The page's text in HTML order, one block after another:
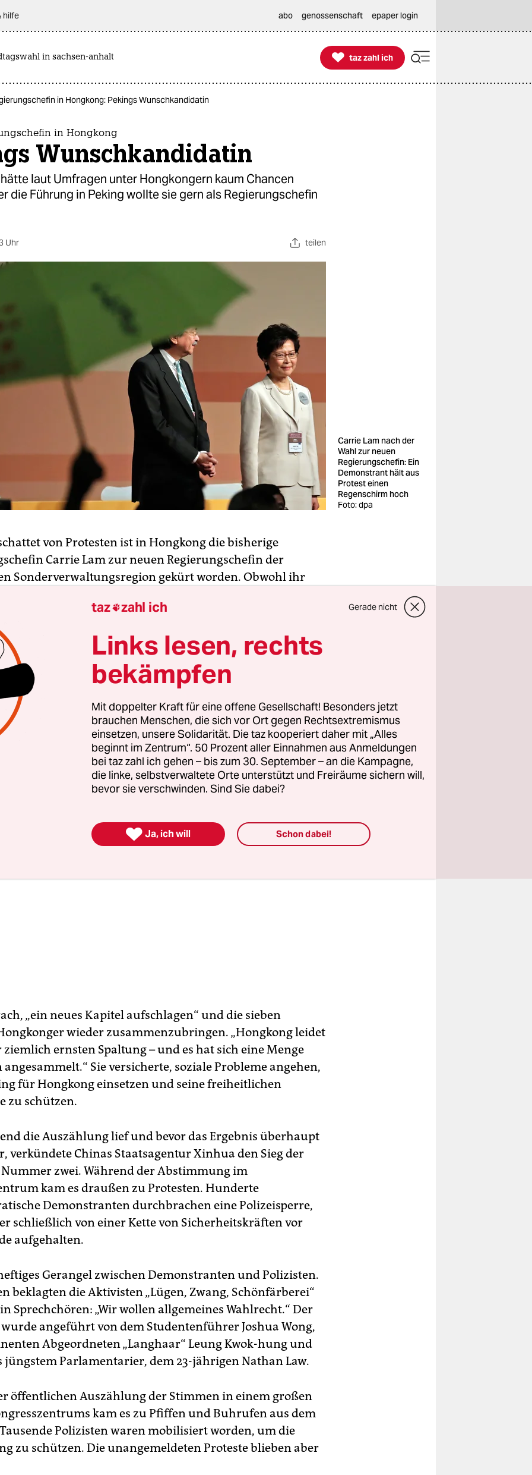
hilfe abo genossenschaft epaper login
in sachsen-anhalt 
taz zahl ich
taz zahl ich
in Hongkong: Pekings Wunschkandidatin
in Hongkong
Wunschkandidatin
laut Umfragen unter Hongkongern kaum Chancen
die Führung in Peking wollte sie gern als Regierungschefin
Uhr teilen
Carrie Lam nach der
Wahl zur neuen
Regierungschefin: Ein
Demonstrant hält aus
Protest einen
Regenschirm hoch
Foto: dpa
von Protesten ist in Hongkong die bisherige
Carrie Lam zur neuen Regierungschefin der
Sonderverwaltungsregion gekürt worden. Obwohl ihr
Peking-freundliches Wahlkomitee die 59-Jährige an
früheren britischen Kronkolonie. Demonstranten
und forderten endlich freie Wahlen.
Votum erhielt die Wunschkandidatin Pekings mit
erwartungsgemäß die Mehrheit. Der populärere frühere
Tsang kam auf 365. Der 65-Jährige wurde von der
Opposition unterstützt, genoss aber nicht das
Der dritte Kandidat, der Richter Woo Kwok Hing
nur 21 der Stimmen.
„ein neues Kapitel aufschlagen“ und die sieben
wieder zusammenzubringen. „Hongkong leidet
ernsten Spaltung – und es hat sich eine Menge
Sie versicherte, soziale Probleme angehen,
für Hongkong einsetzen und seine freiheitlichen
zu schützen.
die Auszählung lief und bevor das Ergebnis überhaupt
verkündete Chinas Staatsagentur Xinhua den Sieg der
zwei. Während der Abstimmung im
kam es draußen zu Protesten. Hunderte
Demonstranten durchbrachen eine Polizeisperre,
schließlich von einer Kette von Sicherheitskräften vor
aufgehalten.
Gerangel zwischen Demonstranten und Polizisten.
beklagten die Aktivisten „Lügen, Zwang, Schönfärberei“
Sprechchören: „Wir wollen allgemeines Wahlrecht.“ Der
angeführt von dem Studentenführer Joshua Wong,
Abgeordneten „Langhaar“ Leung Kwok-hung und
jüngstem Parlamentarier, dem 23-jährigen Nathan Law.
öffentlichen Auszählung der Stimmen in einem großen
kam es zu Pfiffen und Buhrufen aus dem
Polizisten waren mobilisiert worden, um die
zu schützen. Die unangemeldeten Proteste blieben aber
taz zahl ich Gerade nicht
Links lesen, rechts
bekämpfen
Mit doppelter Kraft für eine offene Gesellschaft! Besonders jetzt
brauchen Menschen, die sich vor Ort gegen Rechtsextremismus
einsetzen, unsere Solidarität. Die taz kooperiert daher mit „Alles
beginnt im Zentrum“. 50 Prozent aller Einnahmen aus Anmeldungen
bei taz zahl ich gehen – bis zum 30. September – an die Kampagne,
die linke, selbstverwaltete Orte unterstützt und Freiräume sichern will,
bevor sie verschwinden. Sind Sie dabei?
 Ja, ich will Schon dabei!